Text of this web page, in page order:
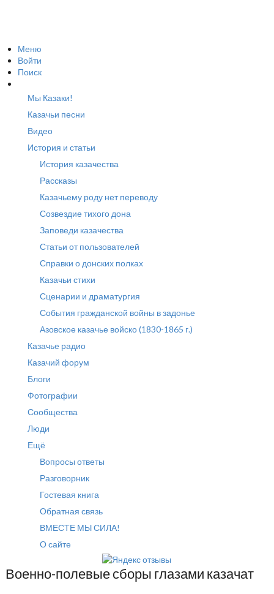
Меню
Войти
Поиск
Мы Казаки!
Казачьи песни
Видео
История и статьи
История казачества
Рассказы
Казачьему роду нет переводу
Созвездие тихого дона
Заповеди казачества
Статьи от пользователей
Справки о донских полках
Казачьи стихи
Сценарии и драматургия
События гражданской войны в задонье
Азовское казачье войско (1830-1865 г.)
Казачье радио
Казачий форум
Блоги
Фотографии
Сообщества
Люди
Ещё
Вопросы ответы
Разговорник
Гостевая книга
Обратная связь
ВМЕСТЕ МЫ СИЛА!
О сайте
Военно-полевые сборы глазами казачат